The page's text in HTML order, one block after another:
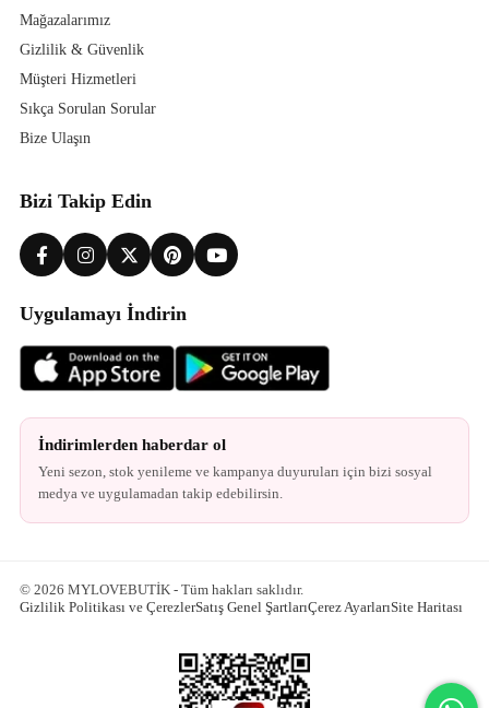
Mağazalarımız
Gizlilik & Güvenlik
Müşteri Hizmetleri
Sıkça Sorulan Sorular
Bize Ulaşın
Bizi Takip Edin
Uygulamayı İndirin
İndirimlerden haberdar ol
Yeni sezon, stok yenileme ve kampanya duyuruları için bizi sosyal
medya ve uygulamadan takip edebilirsin.
© 2026 MYLOVEBUTİK - Tüm hakları saklıdır.
Gizlilik Politikası ve ÇerezlerSatış Genel ŞartlarıÇerez AyarlarıSite Haritası